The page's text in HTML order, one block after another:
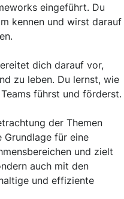
eingeführt. Du
kennen und wirst darauf
dich darauf vor,
zu leben. Du lernst, wie
führst und förderst.
der Themen
Grundlage für eine
und zielt
auch mit den
und effiziente